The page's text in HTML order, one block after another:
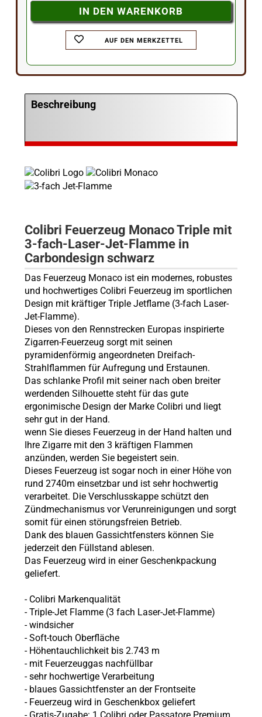
AUF DEN MERKZETTEL
Beschreibung
Colibri Feuerzeug Monaco Triple mit
3-fach-Laser-Jet-Flamme in
Carbondesign schwarz
Das Feuerzeug Monaco ist ein modernes, robustes
und hochwertiges Colibri Feuerzeug im sportlichen
Design mit kräftiger Triple Jetflame (3-fach Laser-
Jet-Flamme).
Dieses von den Rennstrecken Europas inspirierte
Zigarren-Feuerzeug sorgt mit seinen
pyramidenförmig angeordneten Dreifach-
Strahlflammen für Aufregung und Erstaunen.
Das schlanke Profil mit seiner nach oben breiter
werdenden Silhouette steht für das gute
ergonimische Design der Marke Colibri und liegt
sehr gut in der Hand.
wenn Sie dieses Feuerzeug in der Hand halten und
Ihre Zigarre mit den 3 kräftigen Flammen
anzünden, werden Sie begeistert sein.
Dieses Feuerzeug ist sogar noch in einer Höhe von
rund 2740m einsetzbar und ist sehr hochwertig
verarbeitet. Die Verschlusskappe schützt den
Zündmechanismus vor Verunreinigungen und sorgt
somit für einen störungsfreien Betrieb.
Dank des blauen Gassichtfensters können Sie
jederzeit den Füllstand ablesen.
Das Feuerzeug wird in einer Geschenkpackung
geliefert.
- Colibri Markenqualität
- Triple-Jet Flamme (3 fach Laser-Jet-Flamme)
- windsicher
- Soft-touch Oberfläche
- Höhentauchlichkeit bis 2.743 m
- mit Feuerzeuggas nachfüllbar
- sehr hochwertige Verarbeitung
- blaues Gassichtfenster an der Frontseite
- Feuerzeug wird in Geschenkbox geliefert
- Gratis-Zugabe: 1 Colibri oder Passatore Premium